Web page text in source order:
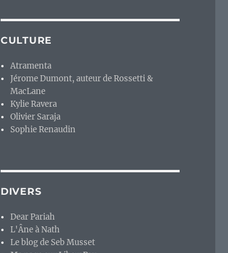
CULTURE
Atramenta
Jérome Dumont, auteur de Rossetti &
MacLane
Kylie Ravera
Olivier Saraja
Sophie Renaudin
DIVERS
Dear Pariah
L'Âne à Nath
Le blog de Seb Musset